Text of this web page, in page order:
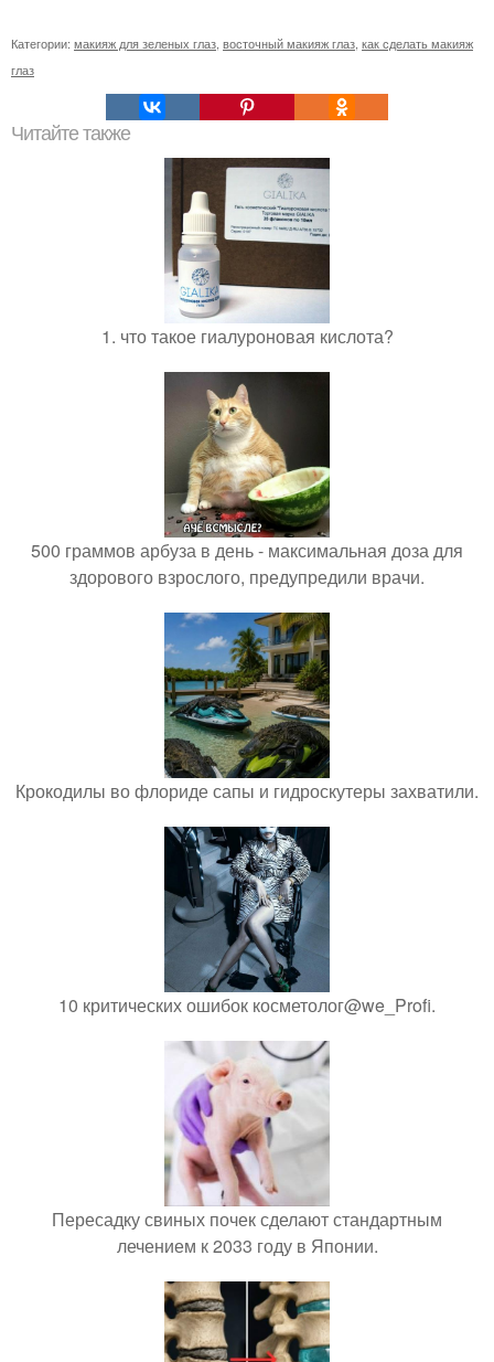
Категории: макияж для зеленых глаз восточный макияж глаз как сделать макияж
глаз
Читайте также
1. что такое гиалуроновая кислота?
500 граммов арбуза в день - максимальная доза для
здорового взрослого, предупредили врачи.
Крокодилы во флориде сапы и гидроскутеры захватили.
10 критических ошибок косметолог@we_Profi.
Пересадку свиных почек сделают стандартным
лечением к 2033 году в Японии.